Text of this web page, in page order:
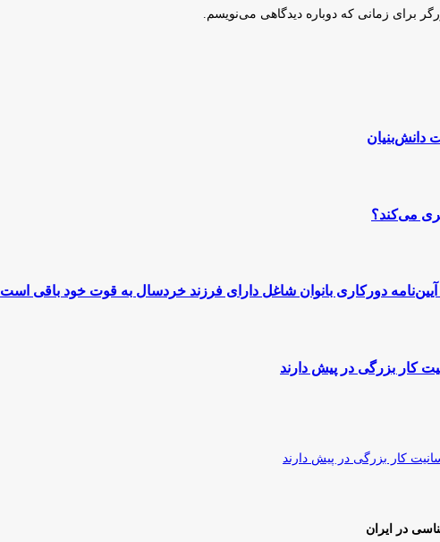
برای زمانی که دوباره دیدگاهی می‌نویسم.
می‌کند؟
دورکاری بانوان شاغل دارای فرزند خردسال به قوت خود باقی است
كار بزرگى در پيش دارند
كار بزرگى در پيش دارند
در ایران